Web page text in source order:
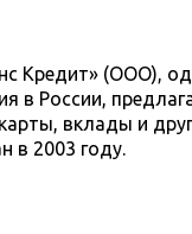
Кредит» (ООО),
в России,
вклады и
в 2003 году.